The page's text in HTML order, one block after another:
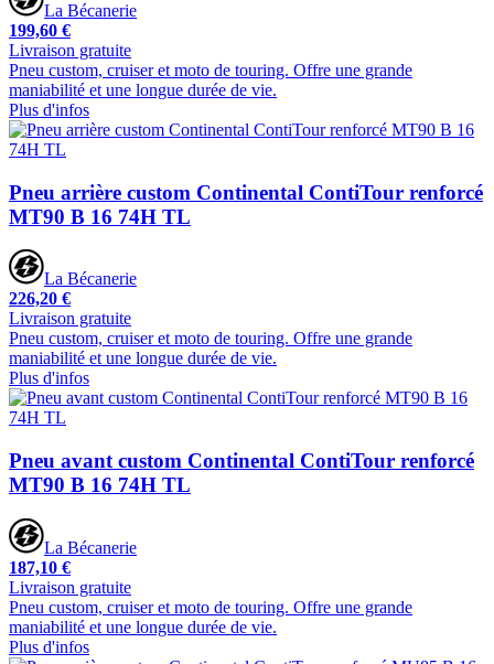
La Bécanerie
199,60 €
Livraison gratuite
Pneu custom, cruiser et moto de touring. Offre une grande
maniabilité et une longue durée de vie.
Plus d'infos
Pneu arrière custom Continental ContiTour renforcé
MT90 B 16 74H TL
La Bécanerie
226,20 €
Livraison gratuite
Pneu custom, cruiser et moto de touring. Offre une grande
maniabilité et une longue durée de vie.
Plus d'infos
Pneu avant custom Continental ContiTour renforcé
MT90 B 16 74H TL
La Bécanerie
187,10 €
Livraison gratuite
Pneu custom, cruiser et moto de touring. Offre une grande
maniabilité et une longue durée de vie.
Plus d'infos